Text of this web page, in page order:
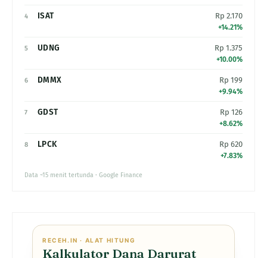
4 ISAT Rp 2.170
+14.21%
5 UDNG Rp 1.375
+10.00%
6 DMMX Rp 199
+9.94%
7 GDST Rp 126
+8.62%
8 LPCK Rp 620
+7.83%
Data ~15 menit tertunda · Google Finance
RECEH.IN · ALAT HITUNG
Kalkulator Dana Darurat